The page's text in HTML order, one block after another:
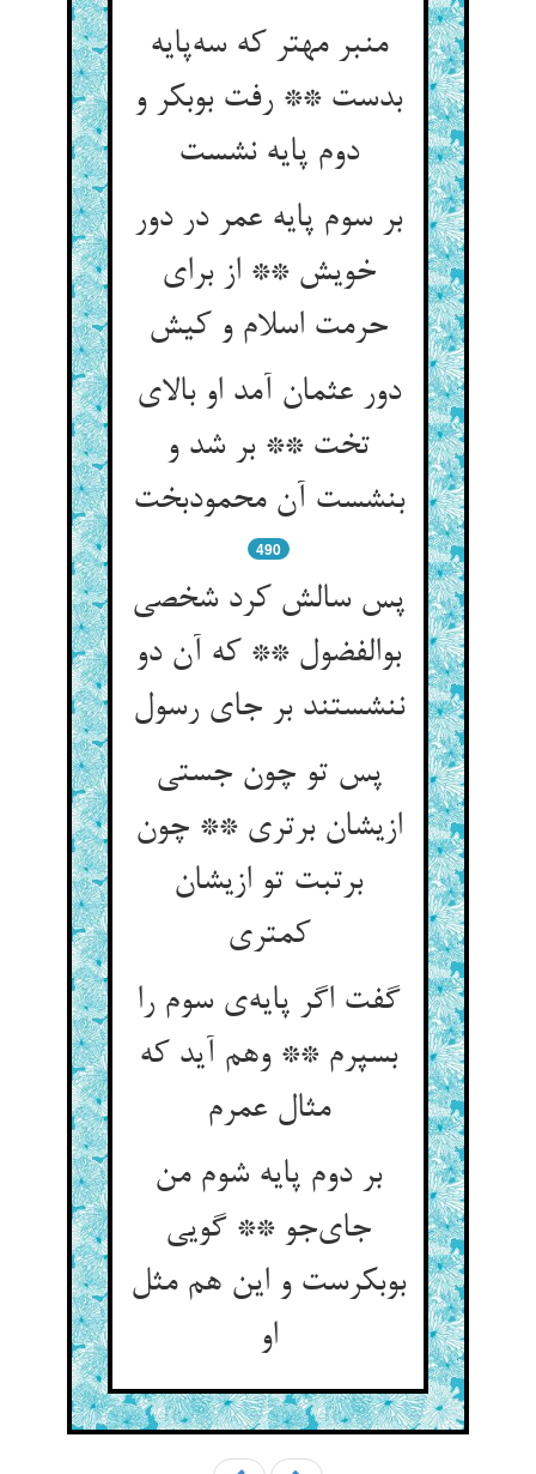
منبر مهتر که سه‌پایه
بدست ** رفت بوبکر و
دوم پایه نشست
بر سوم پایه عمر در دور
خویش ** از برای
حرمت اسلام و کیش
دور عثمان آمد او بالای
تخت ** بر شد و
بنشست آن محمودبخت
490
پس سالش کرد شخصی
بوالفضول ** که آن دو
ننشستند بر جای رسول
پس تو چون جستی
ازیشان برتری ** چون
برتبت تو ازیشان
کمتری
گفت اگر پایه‌ی سوم را
بسپرم ** وهم آید که
مثال عمرم
بر دوم پایه شوم من
جای‌جو ** گویی
بوبکرست و این هم مثل
او